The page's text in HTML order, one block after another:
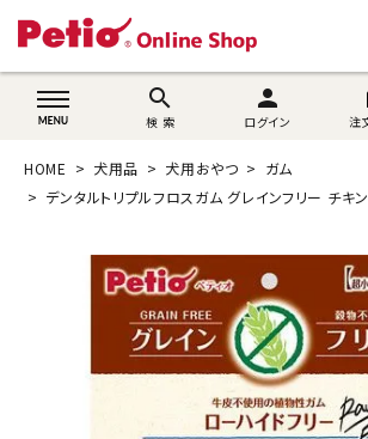
wovn-lang-name
search
検 索
person
ログイン 注
猫用品
うさぎ用品
ブランド別に探す
目的別に探す
HOME 犬用品 犬用おやつ
ガム
デンタルトリプルフロスガム グレインフリー チキ